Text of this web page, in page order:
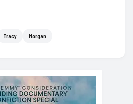
Tracy Morgan